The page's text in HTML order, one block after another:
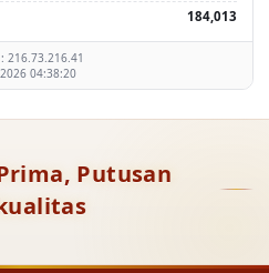
184,013
216.73.216.41
04:38:20
Putusan